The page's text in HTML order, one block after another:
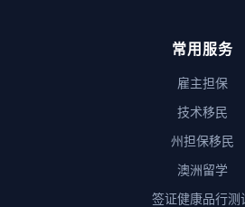
常用服务
雇主担保
技术移民
州担保移民
澳洲留学
签证健康品行测